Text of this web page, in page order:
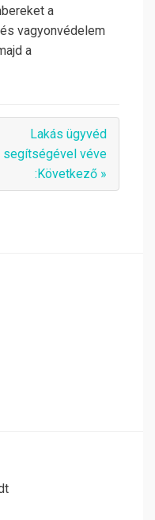
a
vagyonvédelem
a
Lakás ügyvéd
segítségével véve
:Következő »